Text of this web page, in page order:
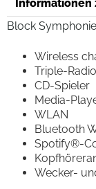
Informationen
Block
Wireless
Triple-
CD-Spieler
Media-
WLAN
Bluetooth
Spotify®-
Wecker-